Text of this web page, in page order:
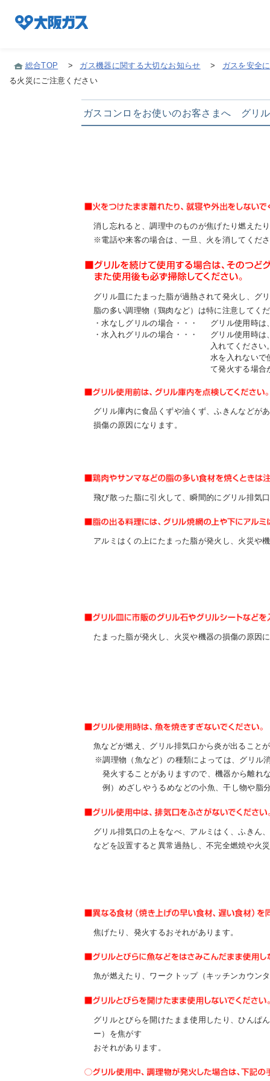
企業情報TOP
サステナビリティ
プレスリリース
総合TOP > ガス機器に関する大切なお知らせ >
ガスを安全
る火災にご注意ください
ガスコンロをお使いのお客さまへ グリ
消し忘れると、調理中のものが焦げたり燃えた
※電話や来客の場合は、一旦、火を消してくだ
グリル皿にたまった脂が過熱されて発火し、グ
脂の多い調理物（鶏肉など）は特に注意してく
・水なしグリルの場合・・・
グリル使用時は
・水入れグリルの場合・・・
グリル使用時は
入れてください
水を入れないで
て発火する場合
グリル庫内に食品くずや油くず、ふきんなどが
損傷の原因になります。
飛び散った脂に引火して、瞬間的にグリル排気
アルミはくの上にたまった脂が発火し、火災や
たまった脂が発火し、火災や機器の損傷の原因
魚などが燃え、グリル排気口から炎が出ること
※調理物（魚など）の種類によっては、グリル
発火することがありますので、機器から離れ
例）めざしやうるめなどの小魚、干し物や脂
グリル排気口の上をなべ、アルミはく、ふきん
などを設置すると異常過熱し、不完全燃焼や火
焦げたり、発火するおそれがあります。
魚が燃えたり、ワークトップ（キッチンカウン
グリルとびらを開けたまま使用したり、ひんぱ
ー）を焦がす
おそれがあります。